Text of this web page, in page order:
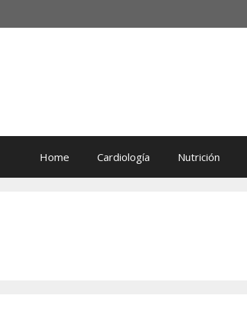
Home Cardiología Nutrición